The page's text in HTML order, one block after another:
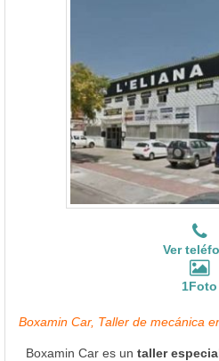
Ver
1Foto
Boxamin Car, Taller de mecánica
Boxamin Car es un taller